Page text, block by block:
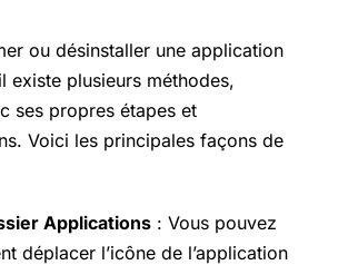
ou désinstaller une application
existe plusieurs méthodes,
ses propres étapes et
Voici les principales façons de
Applications : Vous pouvez
déplacer l’icône de l’application